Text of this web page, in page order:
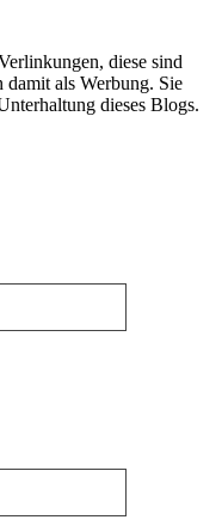
diese sind
damit als Werbung. Sie
dieses Blogs.